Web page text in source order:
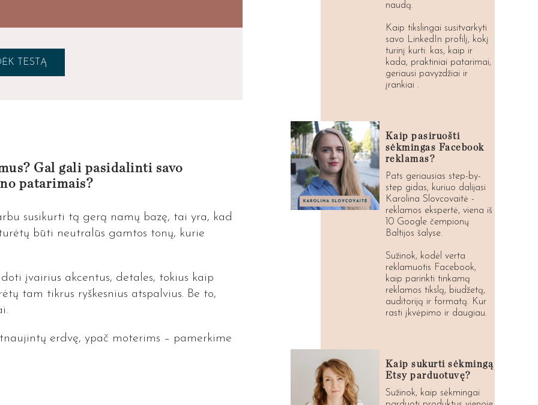
TESTĄ
Gal gali pasidalinti savo
patarimais?
susikurti tą gerą namų bazę, tai yra, kad
būti neutralūs gamtos tonų, kurie
įvairius akcentus, detales, tokius kaip
tam tikrus ryškesnius atspalvius. Be to,
erdvę, ypač moterims – pamerkime
naudą.
Kaip tikslingai susitvarkyti
savo LinkedIn profilį, kokį
turinį kurti: kas, kaip ir
kada, praktiniai patarimai,
geriausi pavyzdžiai ir
įrankiai .
Kaip pasiruošti
sėkmingas Facebook
reklamas?
Pats geriausias step-by-
step gidas, kuriuo dalijasi
Karolina Slovcovaitė -
reklamos ekspertė, viena iš
10 Google čempionų
Baltijos šalyse.
Sužinok, kodėl verta
reklamuotis Facebook,
kaip parinkti tinkamą
reklamos tikslą, biudžetą,
auditoriją ir formatą. Kur
rasti įkvėpimo ir daugiau.
Kaip sukurti sėkmingą
Etsy parduotuvę?
Sužinok, kaip sėkmingai